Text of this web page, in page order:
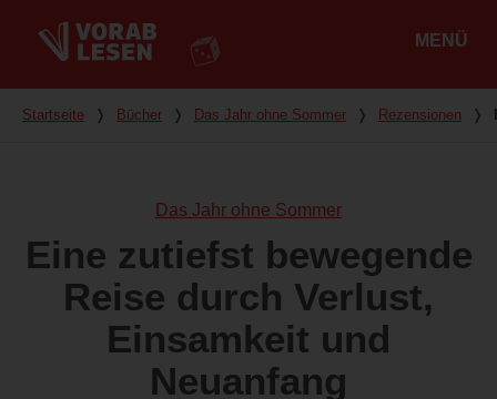
MENÜ
Du bist hier
Startseite ❭ Bücher ❭ Das Jahr ohne Sommer ❭ Rezensionen ❭
Das Jahr ohne Sommer
Eine zutiefst bewegende
Reise durch Verlust,
Einsamkeit und
Neuanfang